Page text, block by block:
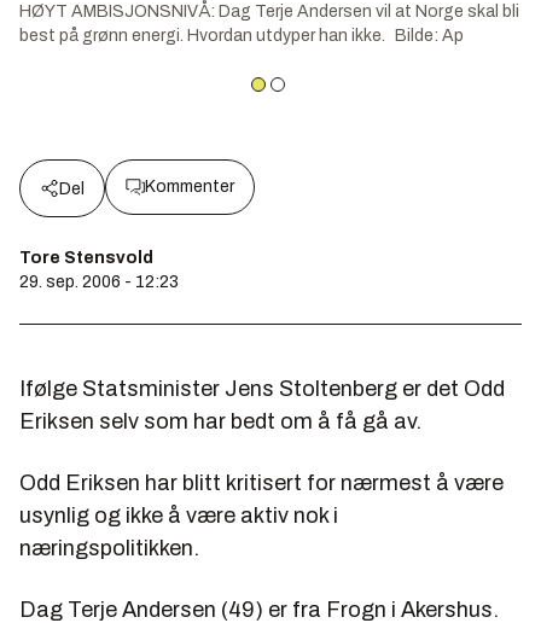
HØYT AMBISJONSNIVÅ: Dag Terje Andersen vil at Norge skal bli
best på grønn energi. Hvordan utdyper han ikke.
Bilde: Ap
Del Kommenter
Tore Stensvold
29. sep. 2006 - 12:23
Ifølge Statsminister Jens Stoltenberg er det Odd
Eriksen selv som har bedt om å få gå av.
Odd Eriksen har blitt kritisert for nærmest å være
usynlig og ikke å være aktiv nok i
næringspolitikken.
Dag Terje Andersen (49) er fra Frogn i Akershus.